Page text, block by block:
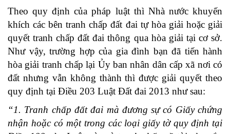
Theo quy định của pháp luật thì Nhà nước khuyến
khích các bên tranh chấp đất đai tự hòa giải hoặc giải
quyết tranh chấp đất đai thông qua hòa giải tại cơ sở.
Như vậy, trường hợp của gia đình bạn đã tiến hành
hòa giải tranh chấp lại Ủy ban nhân dân cấp xã nơi có
đất nhưng vẫn không thành thì được giải quyết theo
quy định tại Điều 203 Luật Đất đai 2013 như sau:
“1. Tranh chấp đất đai mà đương sự có Giấy chứng
nhận hoặc có một trong các loại giấy tờ quy định tại